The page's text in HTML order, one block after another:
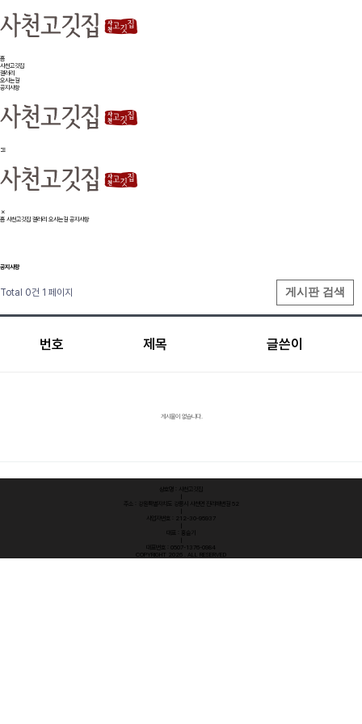
홈
사천고깃집
갤러리
오시는길
공지사항
홈 사천고깃집 갤러리 오시는길 공지사항
공지사항
Total 0건 1 페이지 게시판 검색
번호 제목 글쓴이
게시물이 없습니다.
상호명 : 사천고깃집
주소 : 강원특별자치도 강릉시 사천면 진리해변길 52
사업자번호 : 212-30-95937
대표 : 홍슬기
대표번호 : 0507-1376-0984
COPYRIGHT 2026 . ALL RESERVED